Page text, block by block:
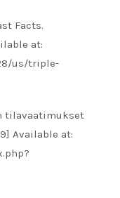
Facts.
at:
us/triple-
tilavaatimukset
Available at: